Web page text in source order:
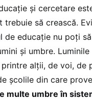
și cercetare
trebuie să crească.
de educație nu poți
și umbre.
alții, de voi, de
școlile din care
multe umbre în